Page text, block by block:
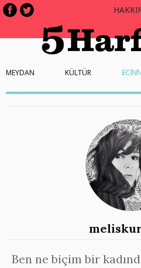
MEYDAN KÜLTÜR
Ben ne biçim bir